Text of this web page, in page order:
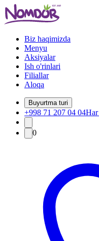
Biz haqimizda
Menyu
Aksiyalar
Ish o'rinlari
Filiallar
Aloqa
Buyurtma turi
+998 71 207 04 04Har
0